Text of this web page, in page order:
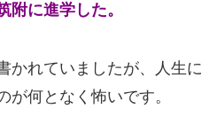
附に進学した。
かれていましたが、人生
何となく怖いです。